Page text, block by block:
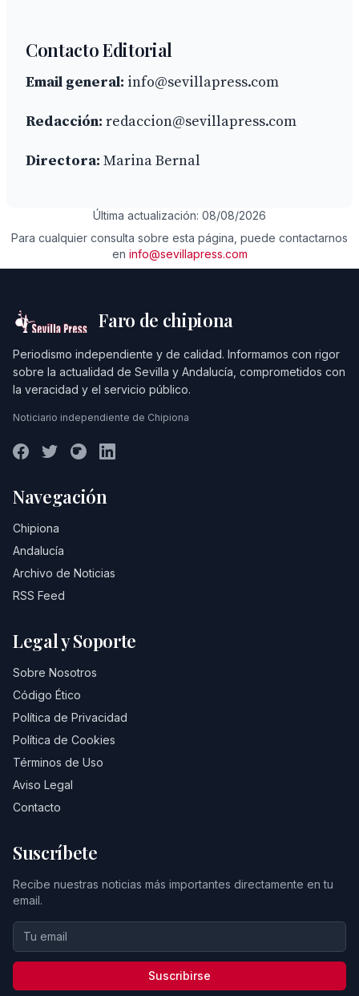
Contacto Editorial
Email general: info@sevillapress.com
Redacción: redaccion@sevillapress.com
Directora: Marina Bernal
Última actualización: 08/08/2026
Para cualquier consulta sobre esta página, puede contactarnos
en info@sevillapress.com
Faro de chipiona
Periodismo independiente y de calidad. Informamos con rigor
sobre la actualidad de Sevilla y Andalucía, comprometidos con
la veracidad y el servicio público.
Noticiario independiente de Chipiona
Navegación
Chipiona
Andalucía
Archivo de Noticias
RSS Feed
Legal y Soporte
Sobre Nosotros
Código Ético
Política de Privacidad
Política de Cookies
Términos de Uso
Aviso Legal
Contacto
Suscríbete
Recibe nuestras noticias más importantes directamente en tu
email.
Suscribirse